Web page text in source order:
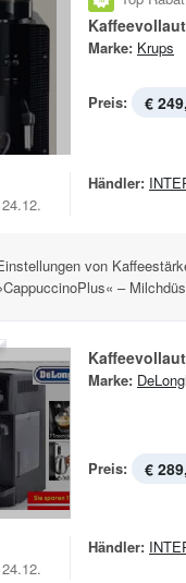
Marke: Krups
Preis: €
Händler:
von
–
Marke:
Preis: €
Händler: